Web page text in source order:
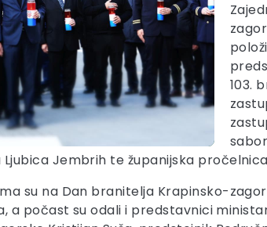
103.
Jembrih te županijska
su na Dan branitelja Krapinsko-
a počast su odali i predstavnici